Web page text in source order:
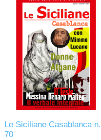
Le Siciliane Casablanca n.
70